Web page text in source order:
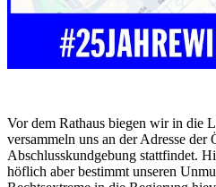
Vor dem Rathaus biegen wir in die
versammeln uns an der Adresse der
Abschlusskundgebung stattfindet.
höflich aber bestimmt unseren